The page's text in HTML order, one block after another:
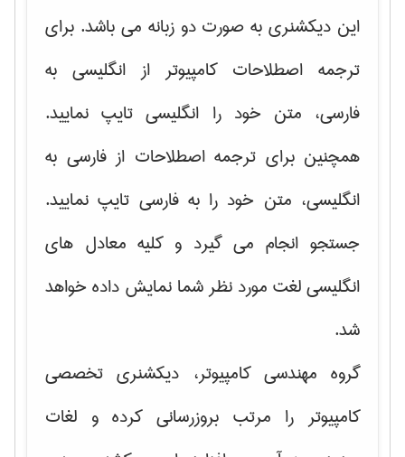
این دیکشنری به صورت دو زبانه می باشد. برای
ترجمه اصطلاحات کامپیوتر از انگلیسی به
فارسی، متن خود را انگلیسی تایپ نمایید.
همچنین برای ترجمه اصطلاحات از فارسی به
انگلیسی، متن خود را به فارسی تایپ نمایید.
جستجو انجام می گیرد و کلیه معادل های
انگلیسی لغت مورد نظر شما نمایش داده خواهد
شد.
گروه مهندسی کامپیوتر، دیکشنری تخصصی
کامپیوتر را مرتب بروزرسانی کرده و لغات